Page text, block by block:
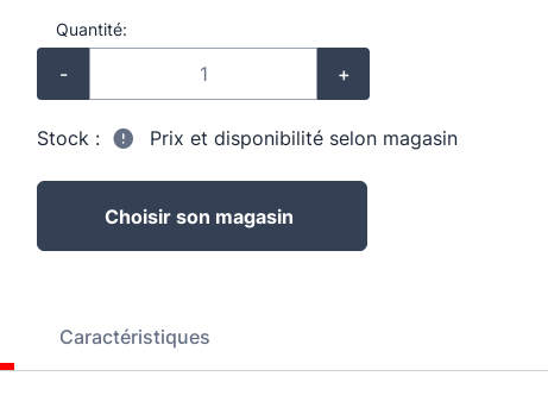
Quantité:
- +
Stock : Prix et disponibilité selon magasin
Choisir son magasin
Caractéristiques